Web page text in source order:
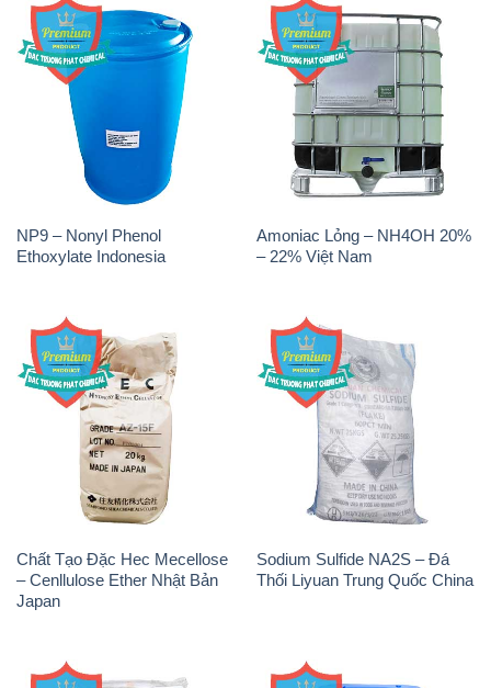
NP9 – Nonyl Phenol
Ethoxylate Indonesia
Amoniac Lỏng – NH4OH 20%
– 22% Việt Nam
Chất Tạo Đặc Hec Mecellose
– Cenllulose Ether Nhật Bản
Japan
Sodium Sulfide NA2S – Đá
Thối Liyuan Trung Quốc China